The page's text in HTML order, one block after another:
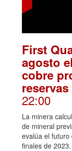
First
agosto
cobre
22:00
La minera
de mineral
evalúa el
finales de 2023.